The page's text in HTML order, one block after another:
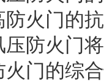
火门的
防火门
门的综